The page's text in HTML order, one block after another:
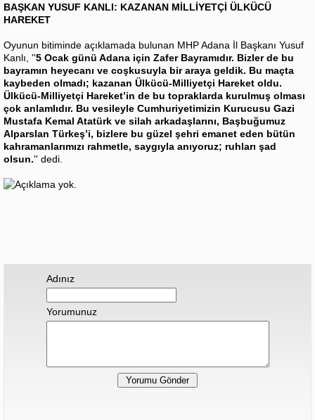
BAŞKAN YUSUF KANLI: KAZANAN MİLLİYETÇİ ÜLKÜCÜ
HAREKET
Oyunun bitiminde açıklamada bulunan MHP Adana İl Başkanı Yusuf
Kanlı, ''5 Ocak günü Adana için Zafer Bayramıdır. Bizler de bu
bayramın heyecanı ve coşkusuyla bir araya geldik. Bu maçta
kaybeden olmadı; kazanan Ülkücü-Milliyetçi Hareket oldu.
Ülkücü-Milliyetçi Hareket’in de bu topraklarda kurulmuş olması
çok anlamlıdır. Bu vesileyle Cumhuriyetimizin Kurucusu Gazi
Mustafa Kemal Atatürk ve silah arkadaşlarını, Başbuğumuz
Alparslan Türkeş’i, bizlere bu güzel şehri emanet eden bütün
kahramanlarımızı rahmetle, saygıyla anıyoruz; ruhları şad
olsun.'' dedi.
Adınız
Yorumunuz